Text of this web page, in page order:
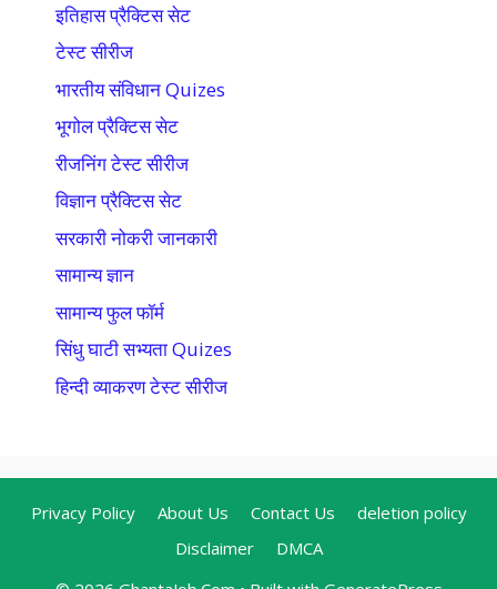
इतिहास प्रैक्टिस सेट
टेस्ट सीरीज
भारतीय संविधान Quizes
भूगोल प्रैक्टिस सेट
रीजनिंग टेस्ट सीरीज
विज्ञान प्रैक्टिस सेट
सरकारी नोकरी जानकारी
सामान्य ज्ञान
सामान्य फुल फॉर्म
सिंधु घाटी सभ्यता Quizes
हिन्दी व्याकरण टेस्ट सीरीज
Privacy Policy About Us Contact Us
deletion policy
Disclaimer
DMCA